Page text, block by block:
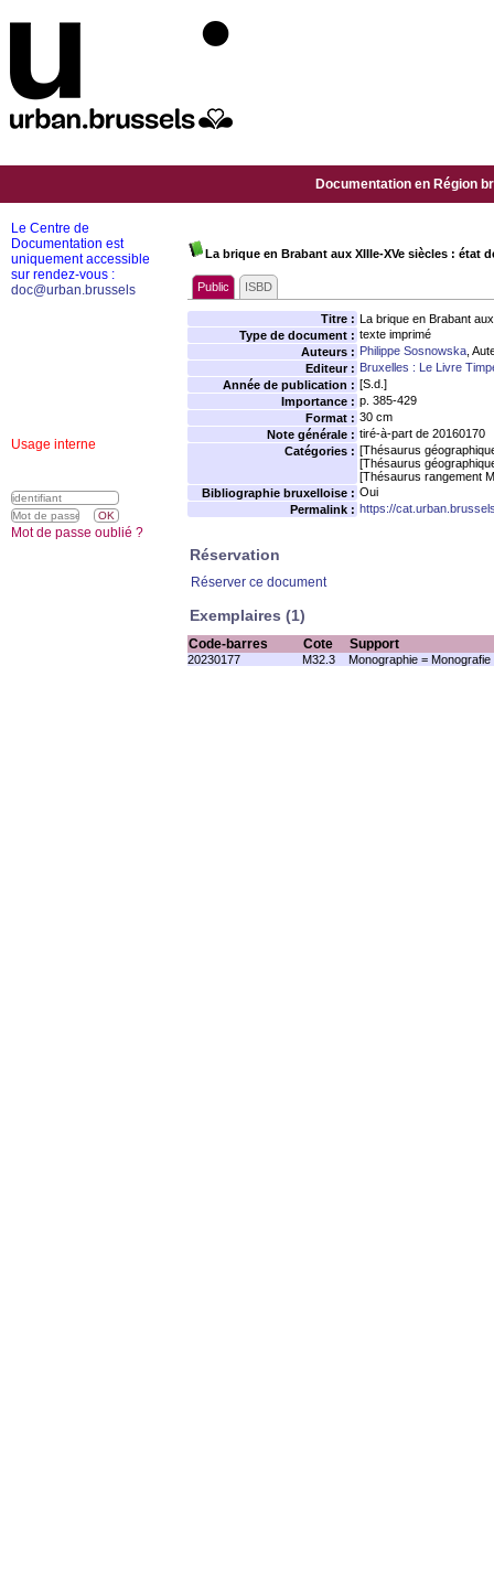
Documentation en Région
La brique en Brabant aux XIIIe-XVe siècles : état
Public ISBD
Titre : La brique en Brabant
Type de document : texte imprimé
Auteurs : Philippe Sosnowska ,
Editeur : Bruxelles : Le Livre
Année de publication : [S.d.]
Importance : p. 385-429
Format : 30 cm
Note générale : tiré-à-part de 20160170
Catégories : [Thésaurus
[Thésaurus
[Thésaurus rangement
Bibliographie bruxelloise : Oui
Permalink : https://
Réservation
Réserver ce document
Exemplaires (1)
Code-barres Cote Support
20230177 M32.3 Monographie = Monografie
Le Centre de
Documentation est
uniquement accessible
sur rendez-vous :
doc@urban.brussels
Usage interne
Mot de passe oublié ?